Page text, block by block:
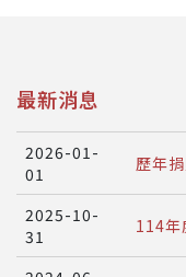
最新消息
2026-01-
01
歷年
2025-10-
31
114年